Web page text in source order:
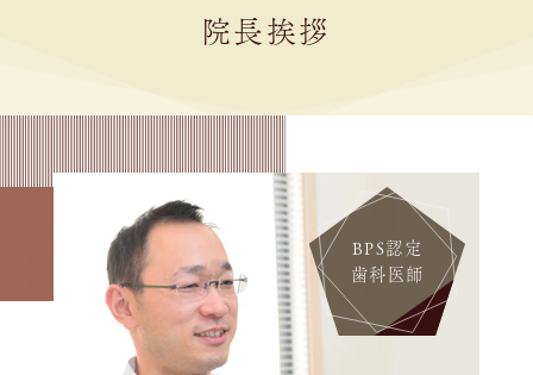
院長挨拶
BPS認定
歯科医師